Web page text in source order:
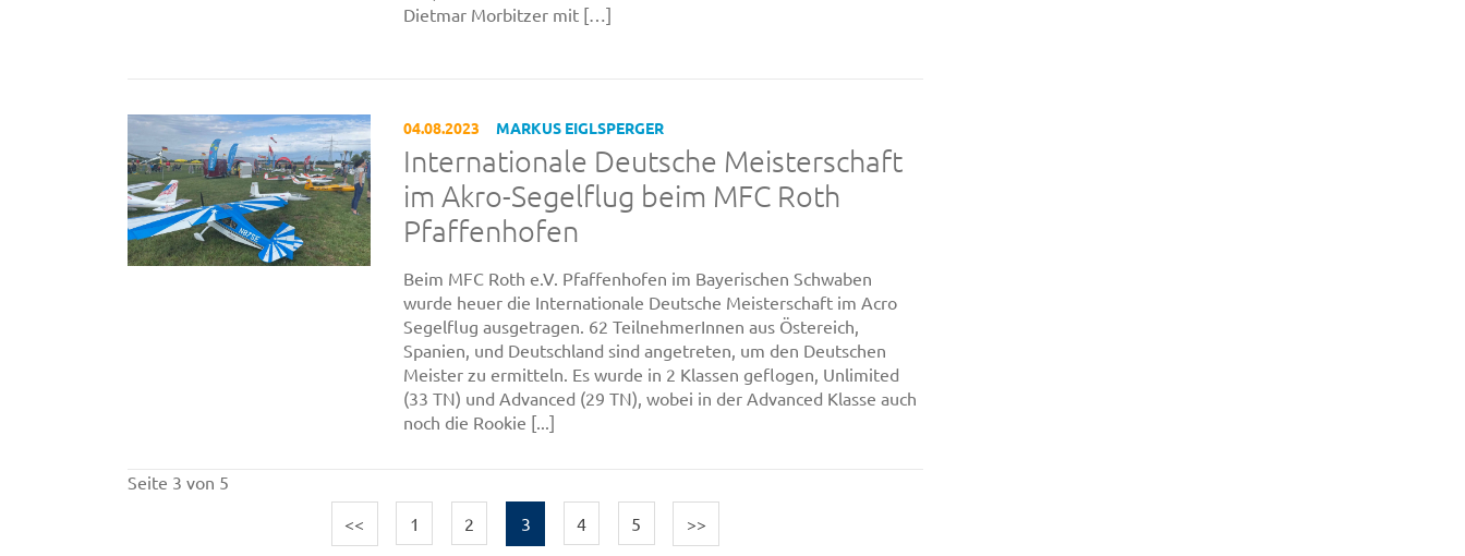
Dietmar Morbitzer mit […]
04.08.2023 MARKUS EIGLSPERGER
Internationale Deutsche Meisterschaft
im Akro-Segelflug beim MFC Roth
Pfaffenhofen
Beim MFC Roth e.V. Pfaffenhofen im Bayerischen Schwaben
wurde heuer die Internationale Deutsche Meisterschaft im Acro
Segelflug ausgetragen. 62 TeilnehmerInnen aus Östereich,
Spanien, und Deutschland sind angetreten, um den Deutschen
Meister zu ermitteln. Es wurde in 2 Klassen geflogen, Unlimited
(33 TN) und Advanced (29 TN), wobei in der Advanced Klasse auch
noch die Rookie [...]
Seite 3 von 5
<<
1 2 3 4 5 >>